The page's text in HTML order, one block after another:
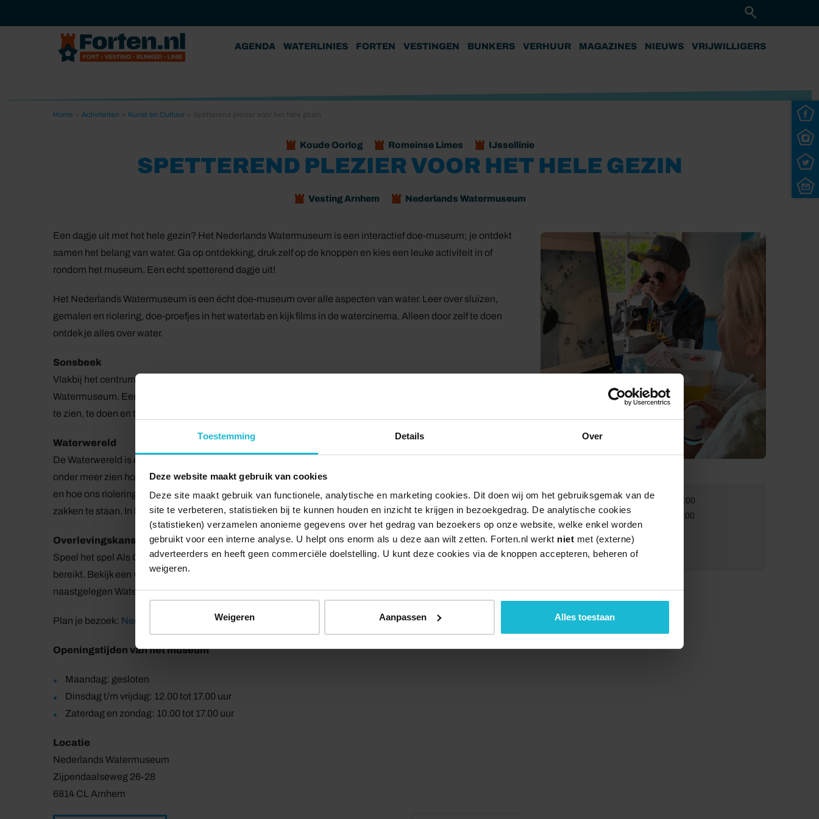
Toestemming Details Over
Deze website maakt gebruik van cookies
Deze site maakt gebruik van functionele, analytische en marketing cookies. Dit doen wij om het gebruiksgemak van de
site te verbeteren, statistieken bij te kunnen houden en inzicht te krijgen in bezoekgedrag. De analytische cookies
(statistieken) verzamelen anonieme gegevens over het gedrag van bezoekers op onze website, welke enkel worden
gebruikt voor een interne analyse. U helpt ons enorm als u deze aan wilt zetten. Forten.nl werkt niet met (externe)
adverteerders en heeft geen commerciële doelstelling. U kunt deze cookies via de knoppen accepteren, beheren of
weigeren.
Weigeren Aanpassen Alles toestaan
AGENDA WATERLINIES FORTEN VESTINGEN BUNKERS VERHUUR MAGAZINES NIEUWS VRIJWILLIGERS
Home Activiteiten Kunst en Cultuur
Koude Oorlog Romeinse Limes IJssellinie
SPETTEREND PLEZIER VOOR HET HELE GEZIN
Vesting Arnhem Nederlands Watermuseum
Een dagje uit met het hele gezin? Het Nederlands Watermuseum is een interactief doe-museum; je ontdekt
samen het belang van water. Ga op ontdekking, druk zelf op de knoppen en kies een leuke activiteit in of
rondom het museum. Een echt spetterend dagje uit!
Het Nederlands Watermuseum is een écht doe-museum over alle aspecten van water. Leer over sluizen,
gemalen en riolering, doe-proefjes in het waterlab en kijk films in de watercinema. Alleen door zelf te doen
ontdek je alles over water.
Sonsbeek
Vlakbij het centrum van Arnhem ligt het monumentale park Sonsbeek, met daarin én onder het Nederlands
Watermuseum. Een écht doe-museum voor het hele gezin. Maak kennis met alle aspecten van water door zelf
te zien, te doen en te beleven en ontdek hoe bijzonder water is!
Waterwereld
De Waterwereld is de vaste expositieruimte van het museum. Meer dan 50 interactieve presentaties laten
onder meer zien hoe sluizen en gemalen een overstroming voorkomen, uit hoeveel water het lichaam bestaat
en hoe ons rioleringsstelsel werkt. In de ondergrondse waterwereld is het 'verboden' met je handen in je
zakken te staan. In het Waterlab en de Waterwerkplaats kun je experimenteren als een échte Waterprofessor.
Overlevingskansen
Speel het spel Als Ons Water stijgt en ontdek jouw overlevingskansen als het dreigende water jouw huis heeft
bereikt. Bekijk een van de vele films in de Watercinema. In de zomer kunnen de kleintjes pootje baden in de
naastgelegen Waterspeelplaats. Het hele jaar kun je voor iets lekkers terecht bij Grand Café Aan de Beek.
Plan je bezoek: Nederlands Watermuseum
Openingstijden van het museum
Maandag: gesloten
Dinsdag t/m vrijdag: 12.00 tot 17.00 uur
Zaterdag en zondag: 10.00 tot 17.00 uur
Locatie
Nederlands Watermuseum
Zijpendaalseweg 26-28
6814 CL Arnhem
Van:
01-01-2026 12:00
Tot:
31-12-2026 17:00
Volwassenen:
€ 12,50
Kinderen:
€ 9,50